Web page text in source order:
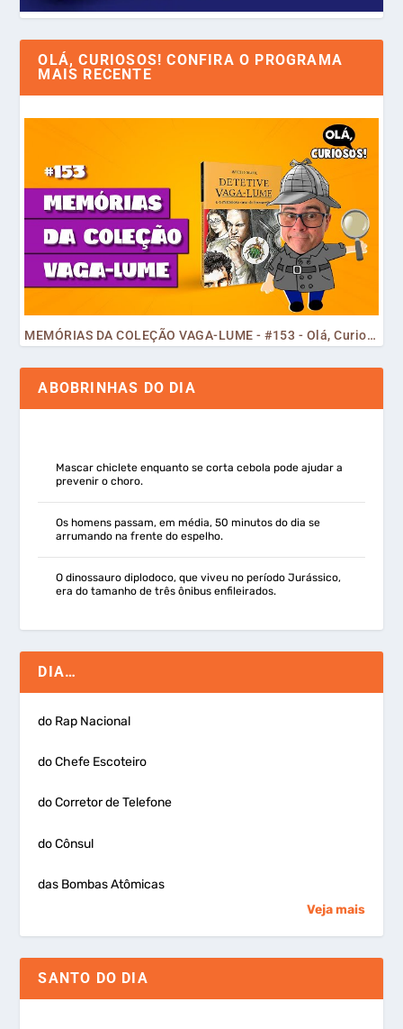
OLÁ, CURIOSOS! CONFIRA O PROGRAMA
MAIS RECENTE
MEMÓRIAS DA COLEÇÃO VAGA-LUME - #153 - Olá, Curiosos! 2023
ABOBRINHAS DO DIA
Mascar chiclete enquanto se corta cebola pode ajudar a
prevenir o choro.
Os homens passam, em média, 50 minutos do dia se
arrumando na frente do espelho.
O dinossauro diplodoco, que viveu no período Jurássico,
era do tamanho de três ônibus enfileirados.
DIA…
do Rap Nacional
do Chefe Escoteiro
do Corretor de Telefone
do Cônsul
das Bombas Atômicas
Veja mais
SANTO DO DIA